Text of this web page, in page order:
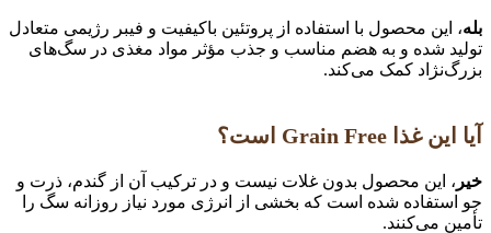
بله، این محصول با استفاده از پروتئین باکیفیت و فیبر رژیمی متعادل
تولید شده و به هضم مناسب و جذب مؤثر مواد مغذی در سگ‌های
بزرگ‌نژاد کمک می‌کند.
آیا این غذا Grain Free است؟
خیر ، این محصول بدون غلات نیست و در ترکیب آن از گندم، ذرت و
جو استفاده شده است که بخشی از انرژی مورد نیاز روزانه سگ را
تأمین می‌کنند.